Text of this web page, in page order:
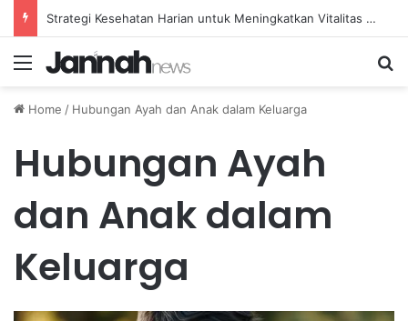
Strategi Kesehatan Harian untuk Meningkatkan Vitalitas dan Mengatasi Kelelahan Sehari-hari
Menu
Home / Hubungan Ayah dan Anak dalam Keluarga
Hubungan Ayah
dan Anak dalam
Keluarga